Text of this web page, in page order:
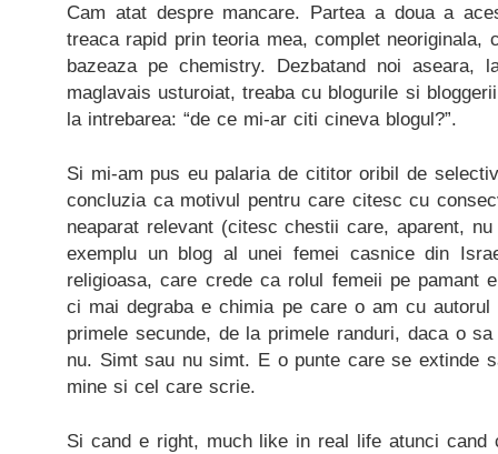
Cam atat despre mancare. Partea a doua a
treaca rapid prin teoria mea, complet
bazeaza pe chemistry. Dezbatand noi aseara,
maglavais usturoiat, treaba cu blogurile si
la intrebarea: “de ce mi-ar citi cineva blogul?”.
Si mi-am pus eu palaria de cititor oribil de
concluzia ca motivul pentru care citesc cu
neaparat relevant (citesc chestii care, aparent,
exemplu un blog al unei femei casnice din
religioasa, care crede ca rolul femeii pe pamant
ci mai degraba e chimia pe care o am cu
primele secunde, de la primele randuri, daca o
nu. Simt sau nu simt. E o punte care se extinde
mine si cel care scrie.
Si cand e right, much like in real life atunci